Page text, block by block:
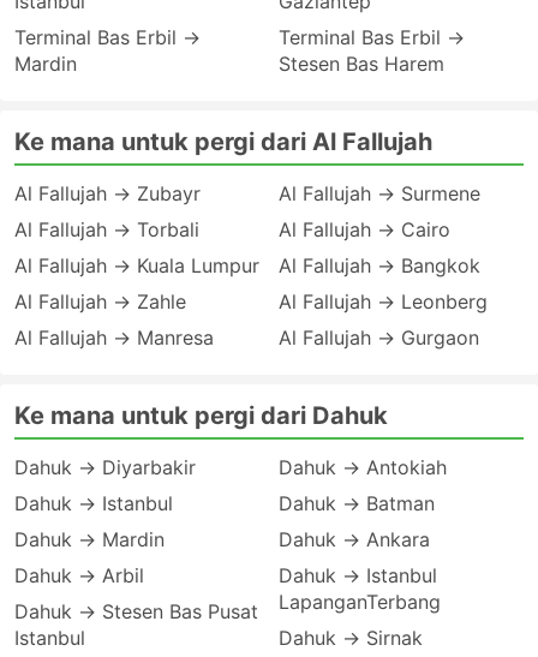
Terminal Bas Erbil →
Mardin
Terminal Bas Erbil →
Stesen Bas Harem
Ke mana untuk pergi dari Al Fallujah
Al Fallujah → Zubayr
Al Fallujah → Torbali
Al Fallujah → Kuala Lumpur
Al Fallujah → Zahle
Al Fallujah → Manresa
Al Fallujah → Surmene
Al Fallujah → Cairo
Al Fallujah → Bangkok
Al Fallujah → Leonberg
Al Fallujah → Gurgaon
Ke mana untuk pergi dari Dahuk
Dahuk → Diyarbakir
Dahuk → Istanbul
Dahuk → Mardin
Dahuk → Arbil
Dahuk → Stesen Bas Pusat
Istanbul
Dahuk → Antokiah
Dahuk → Batman
Dahuk → Ankara
Dahuk → Istanbul
LapanganTerbang
Dahuk → Sirnak